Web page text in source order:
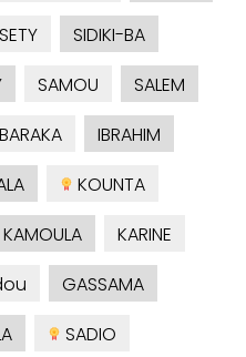
SETY
SIDIKI-BA
SAMOU
SALEM
BARAKA
IBRAHIM
KOUNTA
KAMOULA
KARINE
GASSAMA
SADIO